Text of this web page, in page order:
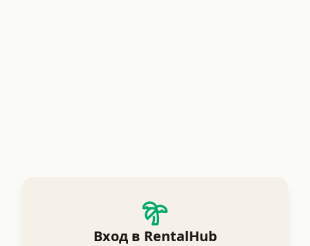
Вход в RentalHub